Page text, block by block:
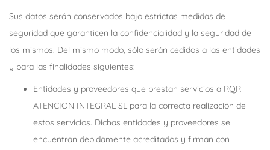
Sus datos serán conservados bajo estrictas medidas de
seguridad que garanticen la confidencialidad y la seguridad de
los mismos. Del mismo modo, sólo serán cedidos a las entidades
y para las finalidades siguientes:
Entidades y proveedores que prestan servicios a RQR
ATENCION INTEGRAL SL para la correcta realización de
estos servicios. Dichas entidades y proveedores se
encuentran debidamente acreditados y firman con